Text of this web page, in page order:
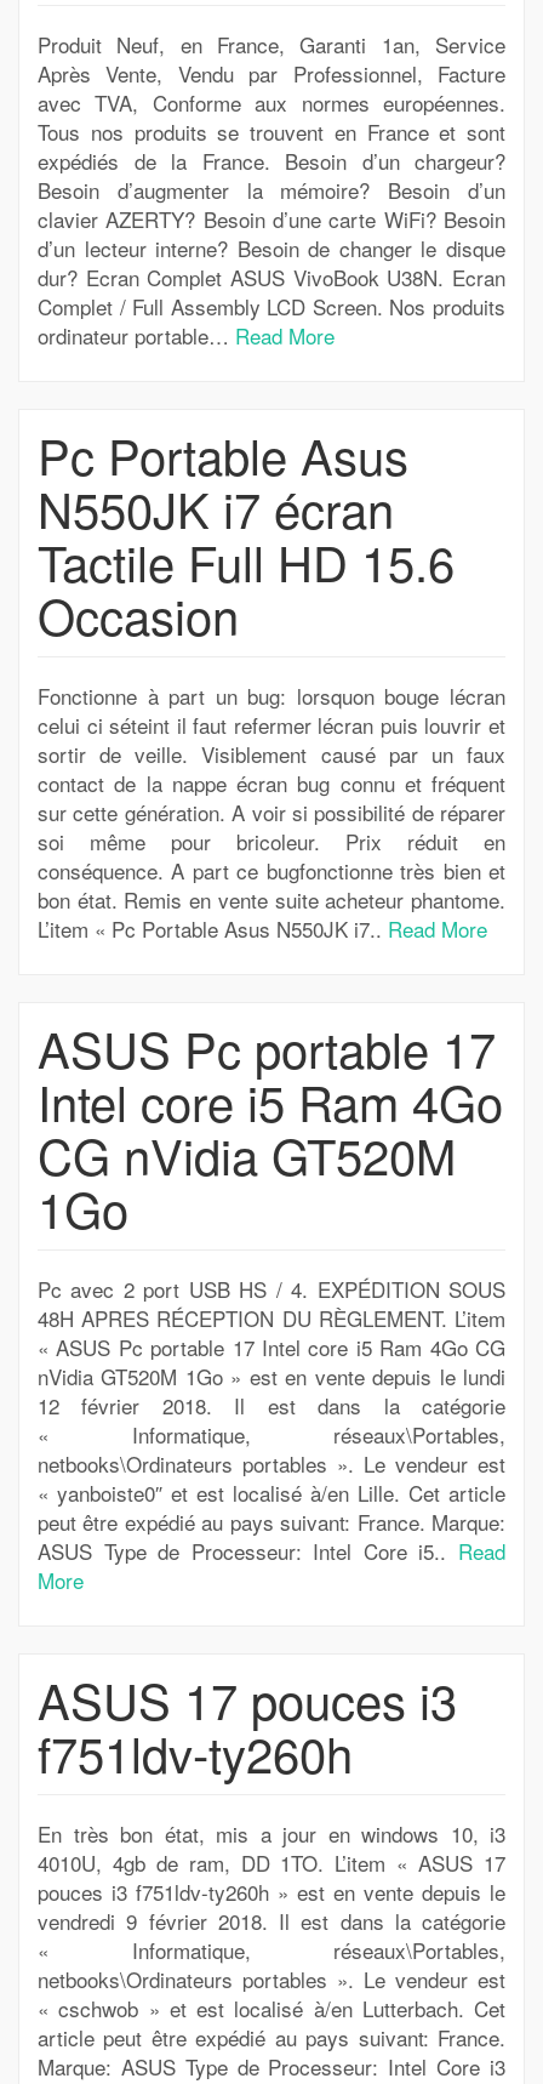
Produit Neuf, en France, Garanti 1an, Service
Après Vente, Vendu par Professionnel, Facture
avec TVA, Conforme aux normes européennes.
Tous nos produits se trouvent en France et sont
expédiés de la France. Besoin d’un chargeur?
Besoin d’augmenter la mémoire? Besoin d’un
clavier AZERTY? Besoin d’une carte WiFi? Besoin
d’un lecteur interne? Besoin de changer le disque
dur? Ecran Complet ASUS VivoBook U38N. Ecran
Complet / Full Assembly LCD Screen. Nos produits
ordinateur portable… Read More
Pc Portable Asus
N550JK i7 écran
Tactile Full HD 15.6
Occasion
Fonctionne à part un bug: lorsquon bouge lécran
celui ci séteint il faut refermer lécran puis louvrir et
sortir de veille. Visiblement causé par un faux
contact de la nappe écran bug connu et fréquent
sur cette génération. A voir si possibilité de réparer
soi même pour bricoleur. Prix réduit en
conséquence. A part ce bugfonctionne très bien et
bon état. Remis en vente suite acheteur phantome.
L’item « Pc Portable Asus N550JK i7.. Read More
ASUS Pc portable 17
Intel core i5 Ram 4Go
CG nVidia GT520M
1Go
Pc avec 2 port USB HS / 4. EXPÉDITION SOUS
48H APRES RÉCEPTION DU RÈGLEMENT. L’item
« ASUS Pc portable 17 Intel core i5 Ram 4Go CG
nVidia GT520M 1Go » est en vente depuis le lundi
12 février 2018. Il est dans la catégorie
« Informatique, réseaux\Portables,
netbooks\Ordinateurs portables ». Le vendeur est
« yanboiste0″ et est localisé à/en Lille. Cet article
peut être expédié au pays suivant: France. Marque:
ASUS Type de Processeur: Intel Core i5.. Read
More
ASUS 17 pouces i3
f751ldv-ty260h
En très bon état, mis a jour en windows 10, i3
4010U, 4gb de ram, DD 1TO. L’item « ASUS 17
pouces i3 f751ldv-ty260h » est en vente depuis le
vendredi 9 février 2018. Il est dans la catégorie
« Informatique, réseaux\Portables,
netbooks\Ordinateurs portables ». Le vendeur est
« cschwob » et est localisé à/en Lutterbach. Cet
article peut être expédié au pays suivant: France.
Marque: ASUS Type de Processeur: Intel Core i3